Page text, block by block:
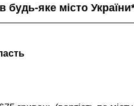
будь-яке місто